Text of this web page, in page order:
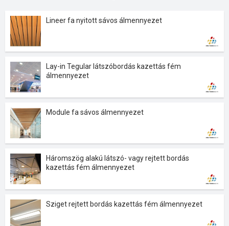
Lineer fa nyitott sávos álmennyezet
Lay-in Tegular látszóbordás kazettás fém
álmennyezet
Module fa sávos álmennyezet
Háromszög alakú látszó- vagy rejtett bordás
kazettás fém álmennyezet
Sziget rejtett bordás kazettás fém álmennyezet